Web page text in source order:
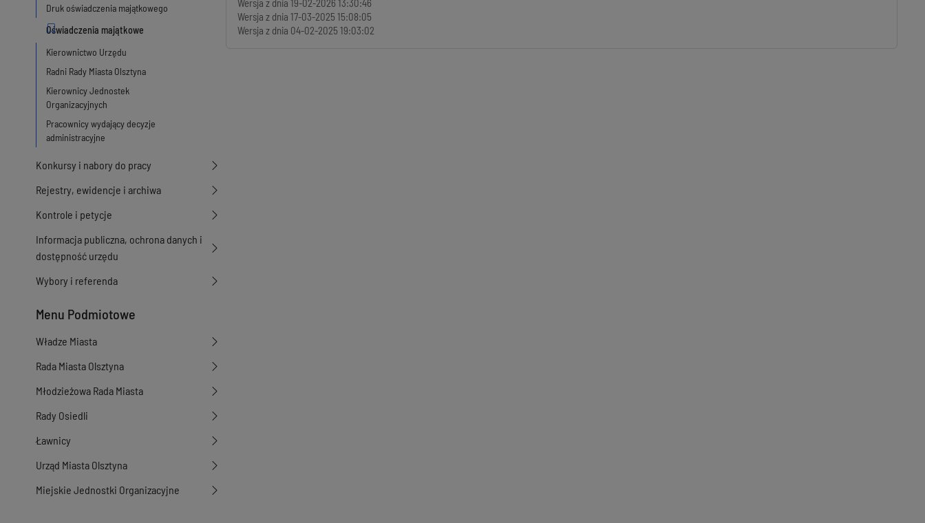
Druk oświadczenia majątkowego
Kierownictwo Urzędu
Radni Rady Miasta Olsztyna
Kierownicy Jednostek
Organizacyjnych
Pracownicy wydający decyzje
administracyjne
Konkursy i nabory do pracy
Rejestry, ewidencje i archiwa
Kontrole i petycje
Informacja publiczna, ochrona danych i
dostępność urzędu
Wybory i referenda
Menu Podmiotowe
Władze Miasta
Rada Miasta Olsztyna
Młodzieżowa Rada Miasta
Rady Osiedli
Ławnicy
Urząd Miasta Olsztyna
Miejskie Jednostki Organizacyjne
Wersja z dnia 19-02-2026 13:30:46
Wersja z dnia 17-03-2025 15:08:05
Wersja z dnia 04-02-2025 19:03:02